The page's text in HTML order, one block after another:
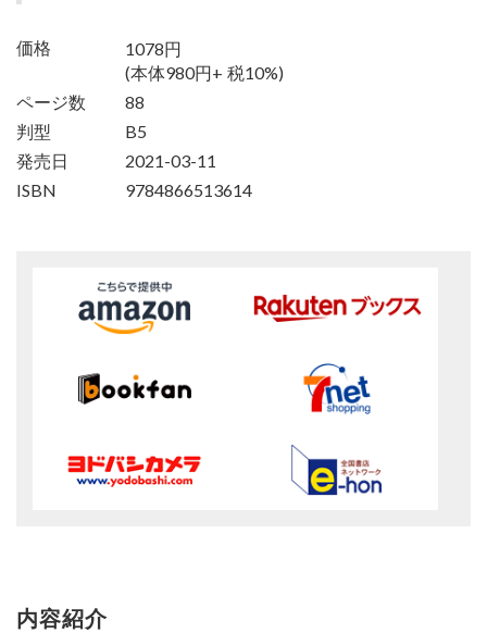
価格
1078円
(本体980円+ 税10%)
ページ数
88
判型
B5
発売日
2021-03-11
ISBN
9784866513614
内容紹介